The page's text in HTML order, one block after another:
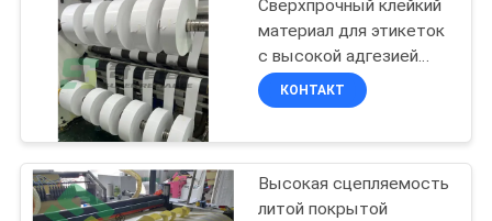
ПУТЕШЕСТВИЕ
ФАБРИКИ
ПРОВЕРКА
КАЧЕСТВА
Липкая бумага
собственной
личности
Сверхпрочный клейкий
материал для этикеток
с высокой адгезией
клейкая бумага
полублестящая бумага
КОНТАКТ
Высокая сцепляемость
литой покрытой